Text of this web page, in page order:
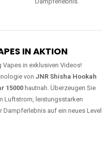
IN AKTION
Vapes in exklusiven Videos!
von JNR Shisha Hookah
15000 hautnah. Überzeugen Sie
Luftstrom, leistungsstarken
auf ein neues Level